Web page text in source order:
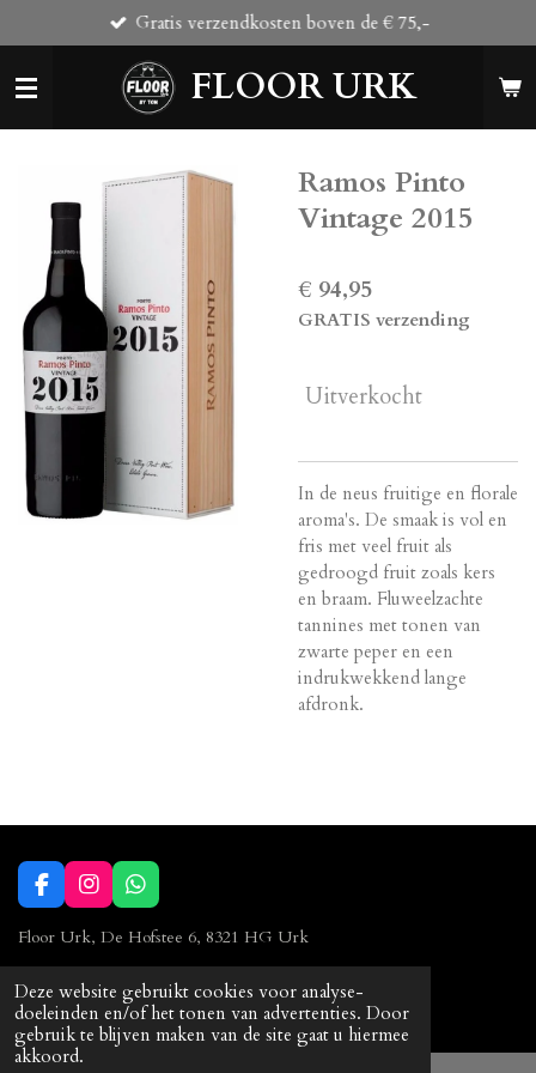
Deze website gebruikt cookies voor analyse-
doeleinden en/of het tonen van advertenties. Door
gebruik te blijven maken van de site gaat u hiermee
akkoord.
direct
naar
de
hoofdinhoud
FLOOR URK
Gratis verzendkosten boven de € 75,-
Ramos Pinto
Vintage 2015
€ 94,95
GRATIS verzending
Uitverkocht
In de neus fruitige en florale
aroma's. De smaak is vol en
fris met veel fruit als
gedroogd fruit zoals kers
en braam. Fluweelzachte
tannines met tonen van
zwarte peper en een
indrukwekkend lange
afdronk.
F
a
c
o
o
k
I
n
s
g
r
a
W
h
a
A
p
p
Floor Urk, De Hofstee 6, 8321 HG Urk
0527 23 90 86
© 2023 Floor Urk